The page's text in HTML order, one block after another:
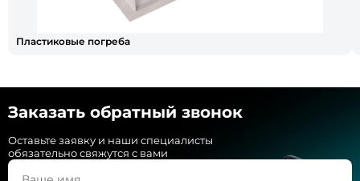
Пластиковые погреба
Заказать обратный звонок
Оставьте заявку и наши специалисты
обязательно свяжутся с вами